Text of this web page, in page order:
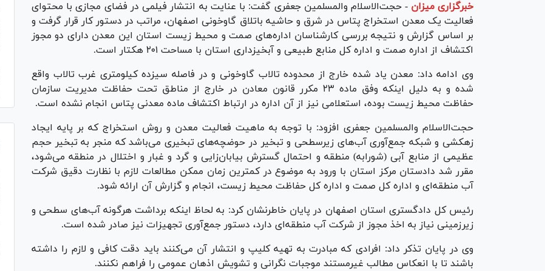
خبرگزاری میزان - حجت‌الاسلام والمسلمین جعفری گفت: با عنایت به انتشار فیلمی در فضای مجازی با محتوای
فعالیت یک معدن استخراج پتاس در شرق و حاشیه باتلاق گاوخونی اصفهان، مراتب در دستور کار قرار گرفت و
بر اساس گزارش و نتیجه بررسی کارشناسان اداره‌های صمت و محیط زیست استان این معدن دارای دو مجوز
اکتشاف از اداره صمت و اداره کل منابع طبیعی و آبخیزداری استان با مساحت ۲۰۱ هکتار است.
وی ادامه داد: معدن یاد شده خارج از محدوده تالاب گاوخونی و در فاصله سیزده کیلومتری غرب تالاب واقع
شده و به دلیل اینکه وفق ماده ۲۳ مکرر قانون معادن در خارج از مناطق تحت حفاظت مدیریت سازمان
حفاظت محیط زیست بوده، استعلامی نیز از آن اداره در ارتباط اکتشاف ماده معدنی پتاس انجام نشده است.
حجت‌الاسلام والمسلمین جعفری افزود: با توجه به ماهیت فعالیت معدن و روش استخراج که بر پایه ایجاد
زهکشی و شبکه جمع‌آوری آب‌های زیرسطحی و تبخیر در حوضچه‌های تبخیری می‌باشد که منجر به تبخیر حجم
عظیمی از منابع آبی (شورابه) منطقه و احتمال گسترش بیابان‌زایی و گرد و غبار و اختلال در منطقه می‌شود،
مقرر شد دادستان مرکز استان با ورود به موضوع در کمترین زمان ممکن مطالعات لازم با نظارت دقیق شرکت
آب منطقه‌ای و اداره کل صمت و اداره کل حفاظت محیط زیست، انجام و گزارش آن ارائه شود.
رئیس کل دادگستری استان اصفهان در پایان خاطرنشان کرد: به لحاظ اینکه برداشت هرگونه آب‌های سطحی و
زیرزمینی نیاز به اخذ مجوز از شرکت آب منطقه‌ای دارد، دستور جمع‌آوری تجهیزات نیز صادر شده است.
وی در پایان تذکر داد: افرادی که مبادرت به تهیه کلیپ و انتشار آن می‌کنند باید دقت کافی و لازم را داشته
باشند تا با انعکاس مطالب غیرمستند موجبات نگرانی و تشویش اذهان عمومی را فراهم نکنند.